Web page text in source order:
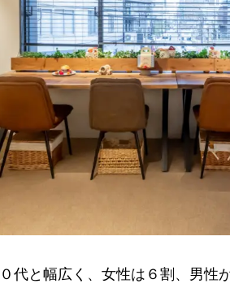
代と幅広く、女性は６割、男性